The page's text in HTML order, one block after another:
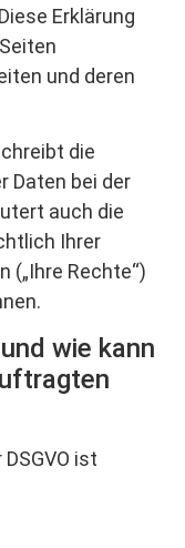
Erklärung
und deren
die
Daten bei der
auch die
Ihrer
(„Ihre Rechte“)
wie kann
ist